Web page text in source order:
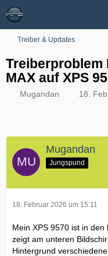
Treiber & Updates
Treiberproblem
MAX auf XPS
Mugandan 18.
Mugandan
Jungspund
18. Februar 2026 um 15:11
Mein XPS 9570 ist in den
zeigt am unteren
Hintergrund